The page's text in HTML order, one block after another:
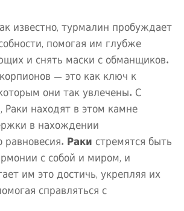
известно, турмалин пробуждает
помогая им глубже
и снять маски с обманщиков.
— это как ключ к
они так увлечены. С
Раки находят в этом камне
в нахождении
равновесия. Раки стремятся быть
с собой и миром, и
им это достичь, укрепляя их
справляться с